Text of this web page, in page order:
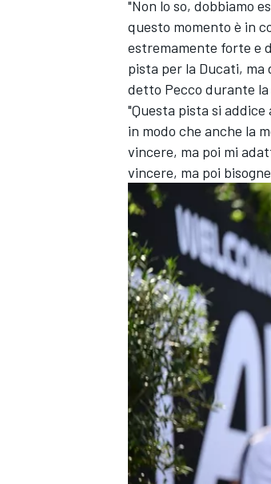
ENDURANCE/GT
"Non lo so, dobbiamo
questo momento è in
estremamente forte e
pista per la Ducati,
detto Pecco durante
"Questa pista si
in modo che anche la
vincere, ma poi mi
vincere, ma poi